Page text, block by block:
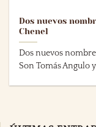
Dos nuevos
Chenel
Dos nuevos
Son Tomás Angulo y